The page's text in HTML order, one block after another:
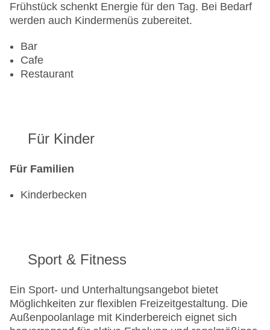
Frühstück schenkt Energie für den Tag. Bei Bedarf
werden auch Kindermenüs zubereitet.
Bar
Cafe
Restaurant
Für Kinder
Für Familien
Kinderbecken
Sport & Fitness
Ein Sport- und Unterhaltungsangebot bietet
Möglichkeiten zur flexiblen Freizeitgestaltung. Die
Außenpoolanlage mit Kinderbereich eignet sich